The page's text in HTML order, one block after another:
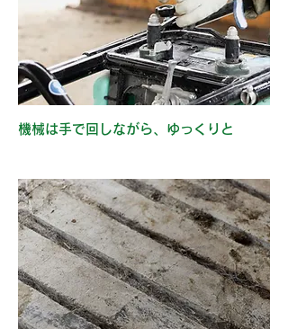
機械は手で回しながら、ゆっくりと